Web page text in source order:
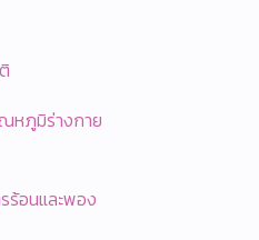
หภูมิร่างกาย
ร้อนและพอง